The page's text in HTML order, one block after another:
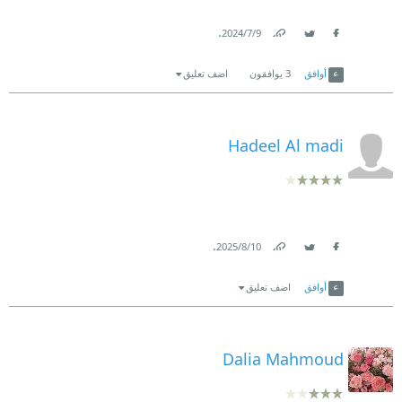
9‏/7‏/2024
.
أوافق 3 يوافقون اضف تعليق
Hadeel Al madi
10‏/8‏/2025
.
أوافق اضف تعليق
Dalia Mahmoud